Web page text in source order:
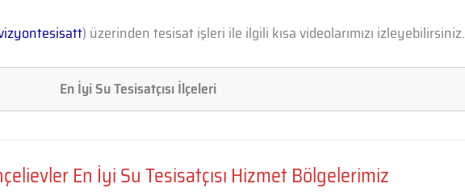
) üzerinden tesisat işleri ile ilgili kısa videolarımızı izleyebilirsiniz.
En İyi Su Tesisatçısı İlçeleri
En İyi Su Tesisatçısı Hizmet Bölgelerimiz